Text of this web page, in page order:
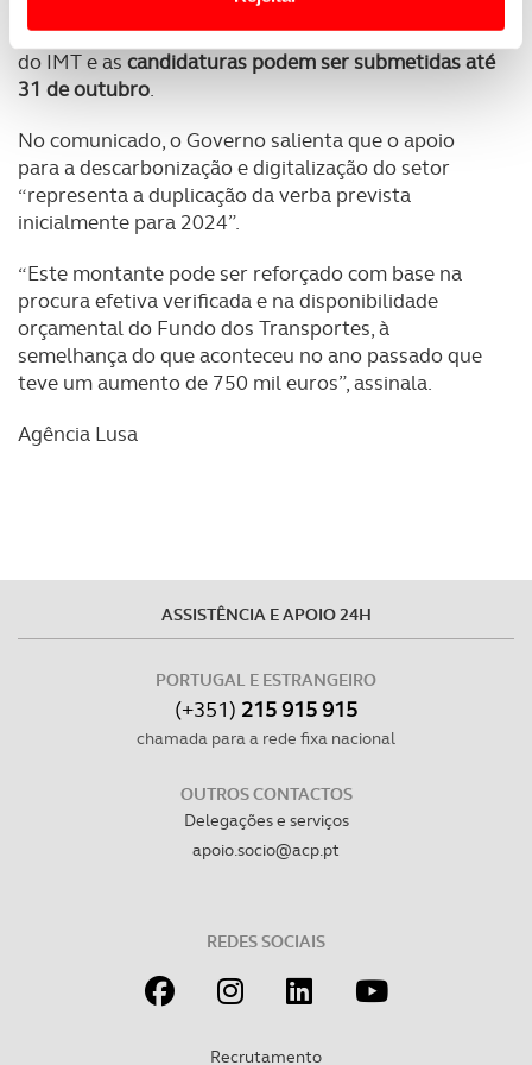
personalizar conteúdos e anúncios, para lhe proporcionar
funcionalidades de redes sociais, bem como para
Adicionalmente partilhamos informação, relativa à sua
utilização do nosso site de publicidade e de análise, com
parceiros e organizações na UE e em países terceiros.
O ACP garantirá que as transferências internacionais de
dados pessoais serão realizadas apenas com o seu
consentimento e quando tal se afigure estritamente
necessário no contexto dos serviços a prestar.
Realçamos que o bloqueio de certo tipo de Cookies e
Consulte a política de cookies do site.
O aviso do concurso, que estabelece as condições
de admissibilidade e regras, está disponível no ‘site’
do IMT e as candidaturas podem ser submetidas até
31 de outubro.
No comunicado, o Governo salienta que o apoio
para a descarbonização e digitalização do setor
“representa a duplicação da verba prevista
inicialmente para 2024”.
“Este montante pode ser reforçado com base na
procura efetiva verificada e na disponibilidade
orçamental do Fundo dos Transportes, à
semelhança do que aconteceu no ano passado que
teve um aumento de 750 mil euros”, assinala.
Agência Lusa
ASSISTÊNCIA E APOIO 24H
PORTUGAL E ESTRANGEIRO
(+351) 215 915 915
chamada para a rede fixa nacional
OUTROS CONTACTOS
Delegações e serviços
apoio.socio@acp.pt
REDES SOCIAIS
Recrutamento